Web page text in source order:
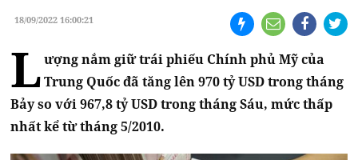
18/09/2022 16:00:21
L ượng nắm giữ trái phiếu Chính phủ Mỹ của
Trung Quốc đã tăng lên 970 tỷ USD trong tháng
Bảy so với 967,8 tỷ USD trong tháng Sáu, mức thấp
nhất kể từ tháng 5/2010.